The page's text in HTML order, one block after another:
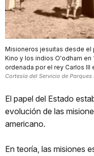
Misioneros jesuitas desde el
Kino y los indios O'odham en
ordenada por el rey Carlos III
Cortesía del Servicio de Parques
El papel del Estado
evolución de las
americano.
En teoría, las misiones